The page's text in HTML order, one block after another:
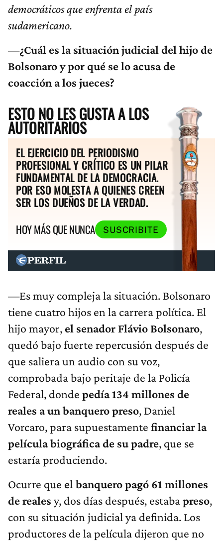
democráticos que enfrenta el país
sudamericano.
—¿Cuál es la situación judicial del hijo de
Bolsonaro y por qué se lo acusa de
coacción a los jueces?
ESTO NO LES GUSTA A LOS
AUTORITARIOS
EL EJERCICIO DEL PERIODISMO
PROFESIONAL Y CRÍTICO ES UN PILAR
FUNDAMENTAL DE LA DEMOCRACIA.
POR ESO MOLESTA A QUIENES CREEN
SER LOS DUEÑOS DE LA VERDAD.
HOY MÁS QUE NUNCA
SUSCRIBITE
—Es muy compleja la situación. Bolsonaro
tiene cuatro hijos en la carrera política. El
hijo mayor, el senador Flávio Bolsonaro,
quedó bajo fuerte repercusión después de
que saliera un audio con su voz,
comprobada bajo peritaje de la Policía
Federal, donde pedía 134 millones de
reales a un banquero preso, Daniel
Vorcaro, para supuestamente financiar la
película biográfica de su padre, que se
estaría produciendo.
Ocurre que el banquero pagó 61 millones
de reales y, dos días después, estabapreso,
con su situación judicial ya definida. Los
productores de la película dijeron que no